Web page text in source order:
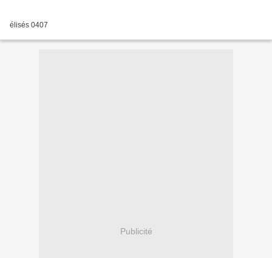
élisés 0407
Publicité